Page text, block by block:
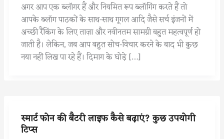
अगर आप एक ब्लॉगर हैं और नियमित रूप ब्लॉगिंग करते हैं तो
आपके ब्लॉग पाठकों के साथ-साथ गूगल आदि जैसे सर्च इंजनों में
अच्छी रैंकिंग के लिए ताज़ा और नवीनतम सामग्री बहुत महत्वपूर्ण हो
जाती है। लेकिन, जब आप बहुत सोच-विचार करने के बाद भी कुछ
नया नहीं लिख पा रहे हैं। दिमाग के घोड़े […]
स्मार्ट फोन की बैटरी लाइफ कैसे बढ़ाएं? कुछ उपयोगी
टिप्स